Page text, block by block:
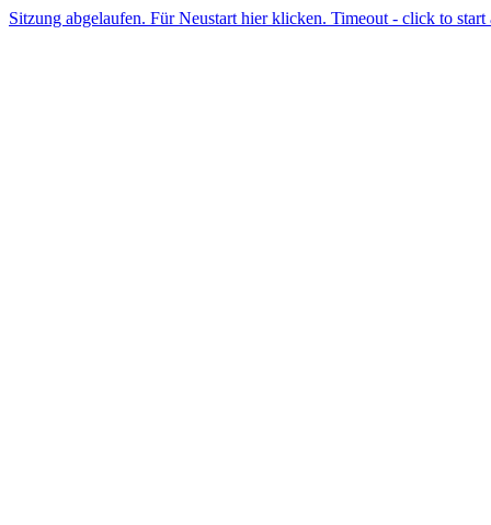
Sitzung abgelaufen. Für Neustart hier klicken. Timeout - click to start